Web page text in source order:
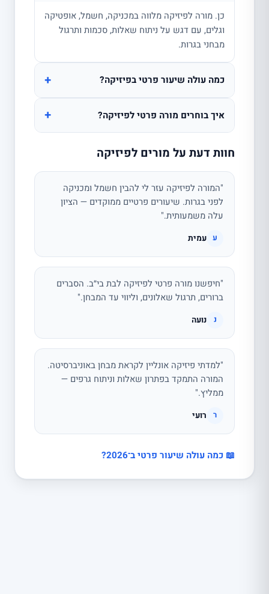
כן. מורה לפיזיקה מלווה במכניקה, חשמל, אופטיקה
וגלים, עם דגש על ניתוח שאלות, סכמות ותרגול
מבחני בגרות.
כמה עולה שיעור פרטי בפיזיקה? +
איך בוחרים מורה פרטי לפיזיקה? +
חוות דעת על מורים לפיזיקה
"המורה לפיזיקה עזר לי להבין חשמל ומכניקה
לפני בגרות. שיעורים פרטיים ממוקדים — הציון
עלה משמעותית."
ע עמית
"חיפשנו מורה פרטי לפיזיקה לבת בי״ב. הסברים
ברורים, תרגול שאלונים, וליווי עד המבחן."
נ נועה
"למדתי פיזיקה אונליין לקראת מבחן באוניברסיטה.
המורה התמקד בפתרון שאלות וניתוח גרפים —
ממליץ."
ר רועי
📖 כמה עולה שיעור פרטי ב־2026?